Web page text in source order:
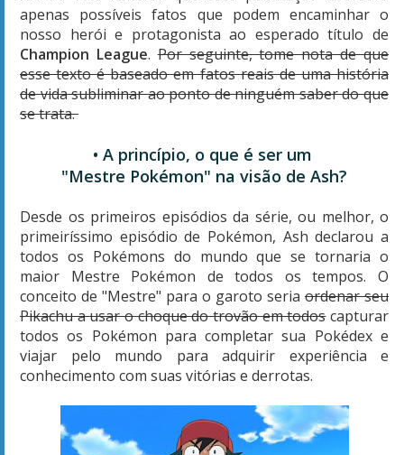
apenas possíveis fatos que podem encaminhar o
nosso herói e protagonista ao esperado título de
Champion League.Por seguinte, tome nota de que
esse texto é baseado em fatos reais de uma história
de vida subliminar ao ponto de ninguém saber do que
se trata.
• A princípio, o que é ser um
"Mestre Pokémon" na visão de Ash?
Desde os primeiros episódios da série, ou melhor, o
primeiríssimo episódio de Pokémon, Ash declarou a
todos os Pokémons do mundo que se tornaria o
maior Mestre Pokémon de todos os tempos. O
conceito de "Mestre" para o garoto seria ordenar seu
Pikachu a usar o choque do trovão em todoscapturar
todos os Pokémon para completar sua Pokédex e
viajar pelo mundo para adquirir experiência e
conhecimento com suas vitórias e derrotas.